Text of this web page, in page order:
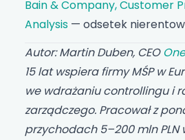
Bain & Company, Customer
Analysis — odsetek
Autor: Martin Duben, CEO
15 lat wspiera firmy MŚP w
we wdrażaniu controllingu i
zarządczego. Pracował z
przychodach 5–200 mln PLN